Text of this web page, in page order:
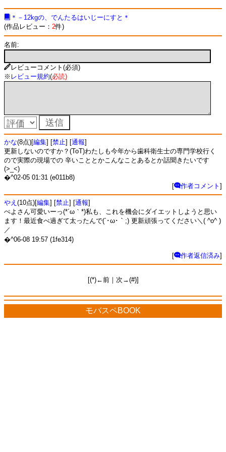
＊－12kgの、でんたるはいじーにすと＊
(作品レビュー： 2件)
名前:
レビューコメント(必須)
※ レビュー規約(必読)
かな(8点)[編集] [禁止] [通報]
更新しないのですか？(ToT)わたしも今年から歯科衛生士の専門学校行く
ので実際の現場での 辛いこととかこんなことあるとか話聞きたいです
(>_<)
�^02-05 01:31 (e011b8)
[
作者コメント ]
やえ (10点)[編集] [禁止] [通報]
ぺよさん可愛いーっ(*´ω｀*)私も、これを機会にダイエットしようと思い
ます！最近食べ過ぎて太ったんで(´･ω･｀;) 更新頑張ってください＼( ^ο^ )
／
�^06-08 19:57 (1fe314)
[ 作者返信済み]
[(*)←前｜次→(#)]
モバスペBOOK